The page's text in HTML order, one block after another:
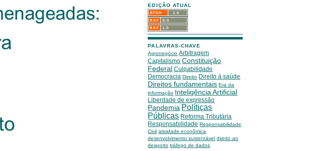
EDIÇÃO ATUAL
PALAVRAS-CHAVE
Agronegócio Arbitragem
Capitalismo Constituição
Federal Culpabilidade
Democracia Direito Direito à saúde
Direitos fundamentais Era da
informação Inteligência Artificial
Liberdade de expressão
Pandemia Políticas
Públicas Reforma Tributária
Responsabilidade Responsabilidade
Civil atividade econômica
desenvolvimento sustentável direito ao
desporto tráfego de dados